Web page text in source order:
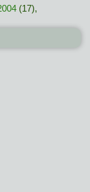
(17),